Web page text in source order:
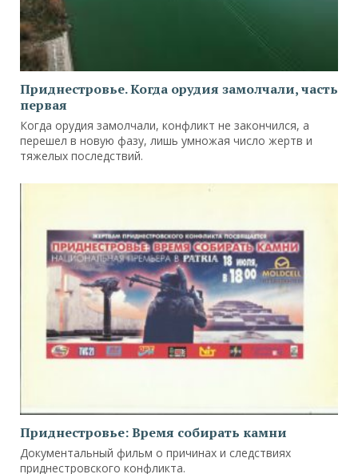
Приднестровье. Когда орудия замолчали, часть
первая
Когда орудия замолчали, конфликт не закончился, а
перешел в новую фазу, лишь умножая число жертв и
тяжелых последствий.
Приднестровье: Время собирать камни
Документальный фильм о причинах и следствиях
приднестровского конфликта.